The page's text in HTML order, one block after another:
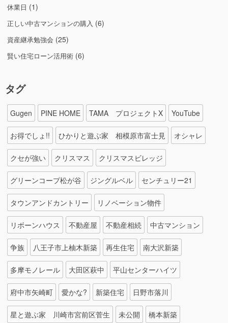
休業日 (1)
正しい中古マンションの購入 (6)
資産継承勉強会 (25)
賢い住宅ローン活用術 (6)
タグ
Gugen PINE HOME TAMA プロジェクトX YouTube
お得でしょ!! ひかりと遊ぶ家 相模原市富士見 オシャレ
クセが強い クリスマス クリスマスビレッジ
グリーンコープ松が谷 ジングルベル センチュリー21
タウンアンドカントリー リノベーション物件
リボーンハウス 不動産屋 不動産相続 中古マンション
争族 八王子市上柚木新築 再生住宅 南大沢新築
多摩モノレール 大田区萩中 平山センターハイツ
府中市矢崎町 愛かな? 新築住宅 日野市落川
星と遊ぶ家 川崎市宮前区菅生 未公開 橋本新築